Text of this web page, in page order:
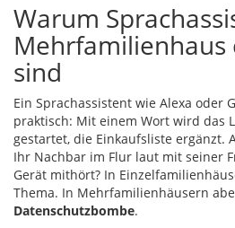
Warum
Mehrfamilienhaus
sind
Ein Sprachassistent wie Alexa oder
praktisch: Mit einem Wort wird das
gestartet, die Einkaufsliste ergänzt.
Ihr Nachbar im Flur laut mit seiner
Gerät mithört? In
Thema. In Mehrfamilienhäusern
Datenschutzbombe.